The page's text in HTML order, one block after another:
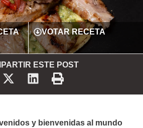
VOTAR RECETA
ESTE POST
y bienvenidas al mundo